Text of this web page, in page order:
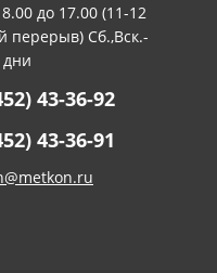
до 17.00 (11-12
перерыв) Сб.,Вск.-
43-36-92
43-36-91